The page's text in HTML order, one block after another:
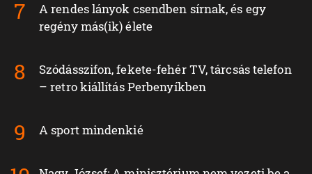
A rendes lányok csendben sírnak, és egy
regény más(ik) élete
Szódásszifon, fekete-fehér TV, tárcsás telefon
– retro kiállítás Perbenyíkben
A sport mindenkié